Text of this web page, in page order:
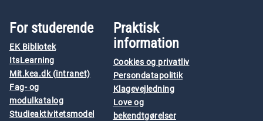
For studerende
EK Bibliotek
ItsLearning
Mit.kea.dk (intranet)
Fag- og
modulkatalog
Studieaktivitetsmodel
Praktisk
information
Cookies og privatliv
Persondatapolitik
Klagevejledning
Love og
bekendtgørelser